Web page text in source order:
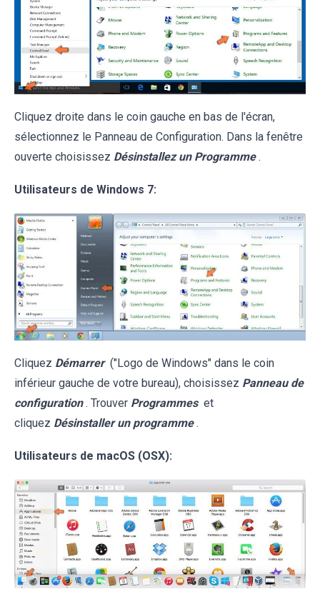
Cliquez droite dans le coin gauche en bas de l'écran,
sélectionnez le Panneau de Configuration. Dans la fenêtre
ouverte choisissez Désinstallez un Programme .
Utilisateurs de Windows 7:
Cliquez Démarrer ("Logo de Windows" dans le coin
inférieur gauche de votre bureau), choisissez Panneau de
configuration . Trouver Programmes et
cliquez Désinstaller un programme .
Utilisateurs de macOS (OSX):